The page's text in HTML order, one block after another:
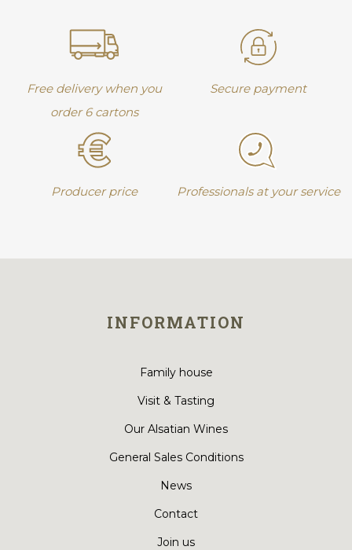
Free delivery when you
order 6 cartons
Secure payment
Producer price Professionals at your service
INFORMATION
Family house
Visit & Tasting
Our Alsatian Wines
General Sales Conditions
News
Contact
Join us